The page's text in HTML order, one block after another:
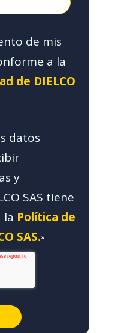
de mis
a la
de DIELCO
datos
y
SAS tiene
la Política de
SAS.*